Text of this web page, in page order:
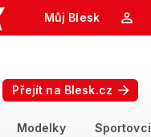
Můj Blesk
Přejít na Blesk.cz
Modelky Sportovci